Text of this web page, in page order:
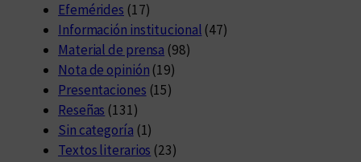
Efemérides (17)
Información institucional (47)
Material de prensa (98)
Nota de opinión (19)
Presentaciones (15)
Reseñas (131)
Sin categoría (1)
Textos literarios (23)